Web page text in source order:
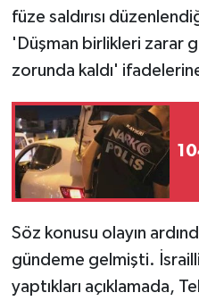
füze saldırısı
'Düşman birlikleri zarar
zorunda kaldı'
Söz konusu olayın
gündeme gelmişti.
yaptıkları açıklamada,